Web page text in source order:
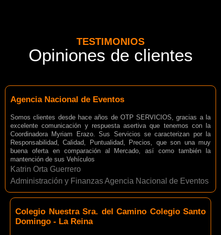
TESTIMONIOS
Opiniones de clientes
Agencia Nacional de Eventos
Somos clientes desde hace años de OTP SERVICIOS, gracias a la
excelente comunicación y respuesta asertiva que tenemos con la
Coordinadora Myriam Erazo. Sus Servicios se caracterizan por la
Responsabilidad, Calidad, Puntualidad, Precios, que son una muy
buena oferta en comparación al Mercado, así como también la
mantención de sus Vehículos
Katrin Orta Guerrero
Administración y Finanzas Agencia Nacional de Eventos
Colegio Nuestra Sra. del Camino Colegio Santo
Domingo - La Reina